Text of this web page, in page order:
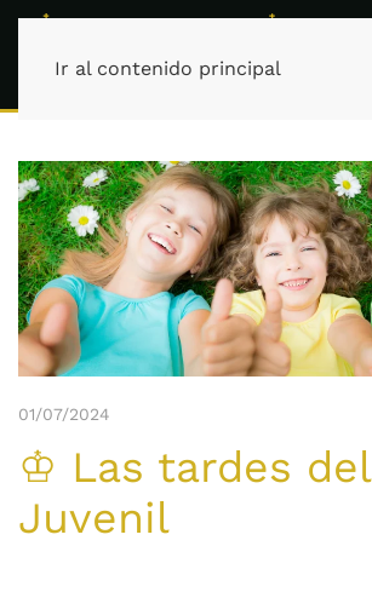
Ir al contenido principal
01/07/2024
♔ Las tardes del
Juvenil